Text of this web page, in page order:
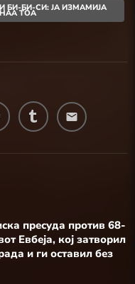
БИ-БИ-СИ: ЈА ИЗМАМИЈА
ТОА
email
пресуда против 68-
Евбеја, кој затворил
и ги оставил без